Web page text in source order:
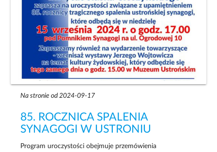
Na stronie od 2024-09-17
85. ROCZNICA SPALENIA
SYNAGOGI W USTRONIU
Program uroczystości obejmuje przemówienia